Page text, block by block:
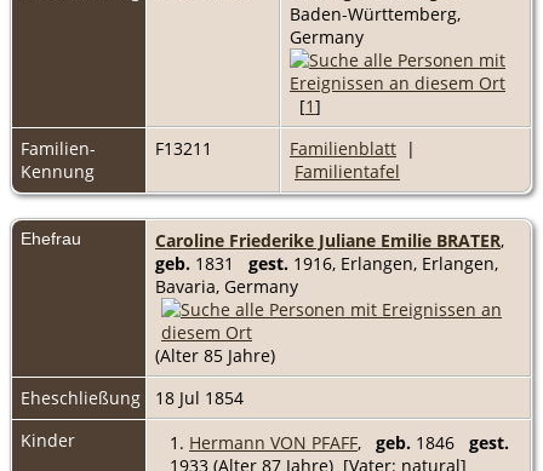
Baden-Württemberg,
Germany
[1]
Familien-
Kennung
F13211 Familienblatt |
Familientafel
Ehefrau Caroline Friederike Juliane Emilie BRATER,
geb. 1831 gest. 1916, Erlangen, Erlangen,
Bavaria, Germany
(Alter 85 Jahre)
Eheschließung
18 Jul 1854
Kinder
1. Hermann VON PFAFF, geb. 1846 gest.
1933 (Alter 87 Jahre) [Vater: natural]